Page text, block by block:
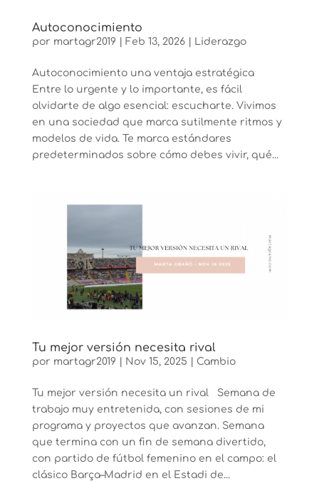
Autoconocimiento
por martagr2019| Feb 13, 2026| Liderazgo
Autoconocimiento una ventaja estratégica
Entre lo urgente y lo importante, es fácil
olvidarte de algo esencial: escucharte. Vivimos
en una sociedad que marca sutilmente ritmos y
modelos de vida. Te marca estándares
predeterminados sobre cómo debes vivir, qué...
Tu mejor versión necesita rival
por martagr2019| Nov 15, 2025 Cambio
Tu mejor versión necesita un rival Semana de
trabajo muy entretenida, con sesiones de mi
programa y proyectos que avanzan. Semana
que termina con un fin de semana divertido,
con partido de fútbol femenino en el campo: el
clásico Barça–Madrid en el Estadi de...